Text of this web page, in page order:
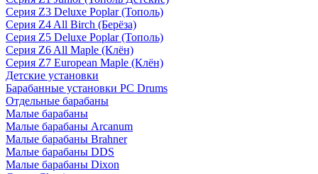
Серия Z3 Deluxe Poplar (Тополь)
Серия Z4 All Birch (Берёза)
Серия Z5 Deluxe Poplar (Тополь)
Серия Z6 All Maple (Клён)
Серия Z7 European Maple (Клён)
Детские установки
Барабанные установки PC Drums
Отдельные барабаны
Малые барабаны
Малые барабаны Arcanum
Малые барабаны Brahner
Малые барабаны DDS
Малые барабаны Dixon